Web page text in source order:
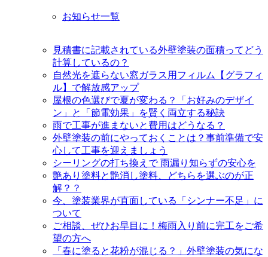
お知らせ一覧
見積書に記載されている外壁塗装の面積ってどう
計算しているの？
自然光を遮らない窓ガラス用フィルム【グラフィ
ル】で解放感アップ
屋根の色選びで夏が変わる？「お好みのデザイ
ン」と「節電効果」を賢く両立する秘訣
雨で工事が進まないと費用はどうなる？
外壁塗装の前にやっておくことは？事前準備で安
心して工事を迎えましょう
シーリングの打ち換えで 雨漏り知らずの安心を
艶あり塗料と艶消し塗料、どちらを選ぶのが正
解？？
今、塗装業界が直面している「シンナー不足」に
ついて
ご相談、ぜひお早目に！梅雨入り前に完工をご希
望の方へ
「春に塗ると花粉が混じる？」外壁塗装の気にな